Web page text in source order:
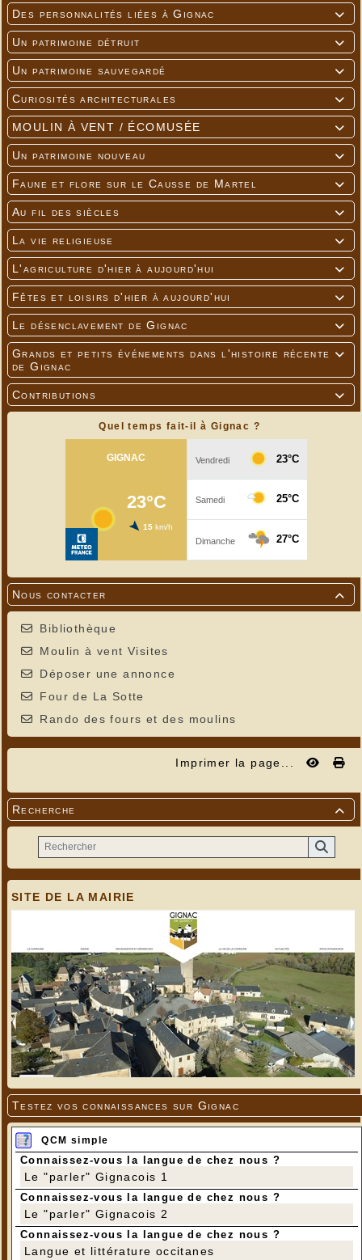

Des personnalités liées à Gignac

Un patrimoine détruit

Un patrimoine sauvegardé

Curiosités architecturales

MOULIN À VENT / ÉCOMUSÉE

Un patrimoine nouveau

Faune et flore sur le Causse de Martel

Au fil des siècles

La vie religieuse

L'agriculture d'hier à aujourd'hui

Fêtes et loisirs d'hier à aujourd'hui

Le désenclavement de Gignac

Grands et petits événements dans l'histoire récente
de Gignac

Contributions
Quel temps fait-il à Gignac ?

Nous contacter
Bibliothèque
Moulin à vent Visites
Déposer une annonce
Four de La Sotte
Rando des fours et des moulins
Imprimer la page...

Recherche
SITE DE LA MAIRIE
Testez vos connaissances sur Gignac
QCM simple
Connaissez-vous la langue de chez nous ?
Le "parler" Gignacois 1
Connaissez-vous la langue de chez nous ?
Le "parler" Gignacois 2
Connaissez-vous la langue de chez nous ?
Langue et littérature occitanes